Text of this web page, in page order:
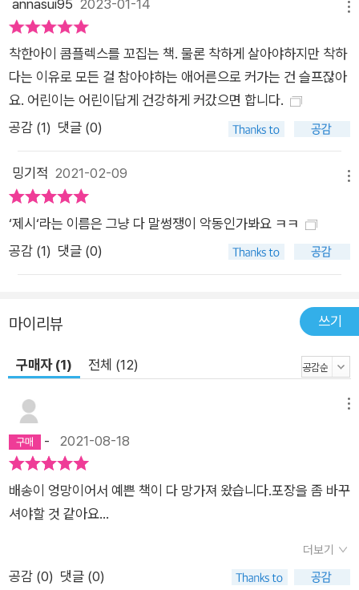
드 신작 로렌 차일드는 어린이들의 일상을 유머러스하고 발랄한
닌 남매의 모습 통해 어린이는 물론이고 어른들까지 깊이 공감할
대사와 특유의 콜라주 기법을 이용한 세련되고 장난기 넘치는 그
림 또한 책을 구석구석 보고 또 보게 만들어 줍니다.
annasui95 2023-01-14
착한아이 콤플렉스를 꼬집는 책. 물론 착하게 살아야하지만 착하
다는 이유로 모든 걸 참아야하는 애어른으로 커가는 건 슬프잖아
요. 어린이는 어린이답게 건강하게 커갔으면 합니다.
공감 (1) 댓글 (0)
밍기적 2021-02-09
‘제시‘라는 이름은 그냥 다 말썽쟁이 악동인가봐요 ㅋㅋ
공감 (1) 댓글 (0)
마이리뷰 쓰기
구매자 (1) 전체 (12)
- 2021-08-18
배송이 엉망이어서 예쁜 책이 다 망가져 왔습니다.포장을 좀 바꾸
셔야할 것 같아요...
더보기
공감 (0) 댓글 (0)